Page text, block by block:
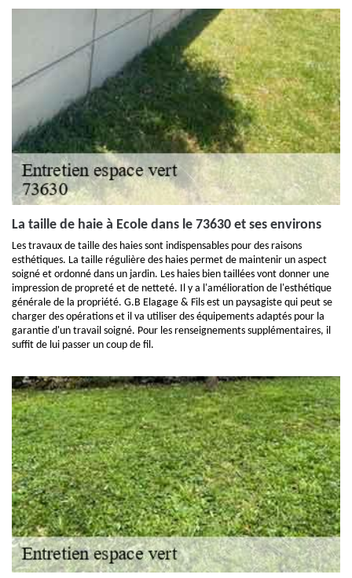
La taille de haie à Ecole dans le 73630 et ses environs
Les travaux de taille des haies sont indispensables pour des raisons
esthétiques. La taille régulière des haies permet de maintenir un aspect
soigné et ordonné dans un jardin. Les haies bien taillées vont donner une
impression de propreté et de netteté. Il y a l'amélioration de l'esthétique
générale de la propriété. G.B Elagage & Fils est un paysagiste qui peut se
charger des opérations et il va utiliser des équipements adaptés pour la
garantie d'un travail soigné. Pour les renseignements supplémentaires, il
suffit de lui passer un coup de fil.